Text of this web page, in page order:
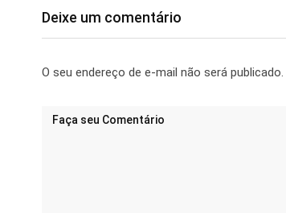
Deixe um comentário
O seu endereço de e-mail não será publicado.